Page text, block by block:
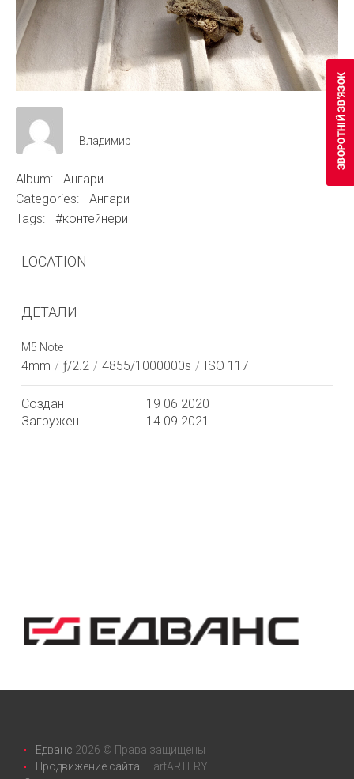
Владимир
Album:
Ангари
Categories:
Ангари
Tags:
#контейнери
LOCATION
ДЕТАЛИ
M5 Note
4mm / ƒ/2.2 / 4855/1000000s / ISO 117
Создан
19 06 2020
Загружен
14 09 2021
Едванс 2026 © Права защищены
Продвижение сайта — artARTERY